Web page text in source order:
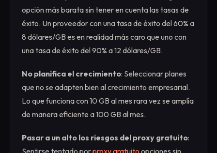
opción más barata sin tener en cuenta las tasas de
éxito. Un proveedor con una tasa de éxito del 60% a
8 dólares/GB es en realidad más caro que uno con
una tasa de éxito del 90% a 12 dólares/GB.
No planifica el crecimiento: Seleccionar planes
que no se adapten bien al crecimiento empresarial.
Lo que funciona con 10 GB al mes rara vez se amplía
de manera eficiente a 100 GB al mes.
Pasar a un alto los riesgos del proxy gratuito: